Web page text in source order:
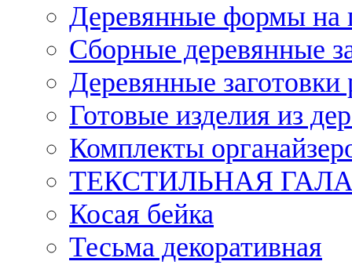
Деревянные формы на
Сборные деревянные
Деревянные заготовки
Готовые изделия из
Комплекты
ТЕКСТИЛЬНАЯ
Косая бейка
Тесьма декоративная